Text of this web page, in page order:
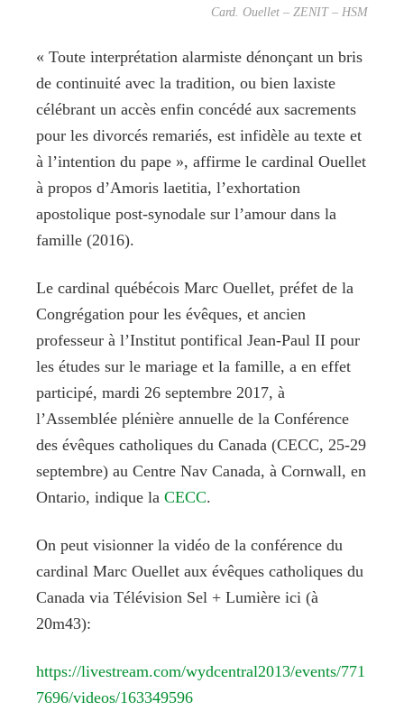
Card. Ouellet – ZENIT – HSM
« Toute interprétation alarmiste dénonçant un bris
de continuité avec la tradition, ou bien laxiste
célébrant un accès enfin concédé aux sacrements
pour les divorcés remariés, est infidèle au texte et
à l’intention du pape », affirme le cardinal Ouellet
à propos d’Amoris laetitia, l’exhortation
apostolique post-synodale sur l’amour dans la
famille (2016).
Le cardinal québécois Marc Ouellet, préfet de la
Congrégation pour les évêques, et ancien
professeur à l’Institut pontifical Jean-Paul II pour
les études sur le mariage et la famille, a en effet
participé, mardi 26 septembre 2017, à
l’Assemblée plénière annuelle de la Conférence
des évêques catholiques du Canada (CECC, 25-29
septembre) au Centre Nav Canada, à Cornwall, en
Ontario, indique la CECC.
On peut visionner la vidéo de la conférence du
cardinal Marc Ouellet aux évêques catholiques du
Canada via Télévision Sel + Lumière ici (à
20m43):
https://livestream.com/wydcentral2013/events/771
7696/videos/163349596